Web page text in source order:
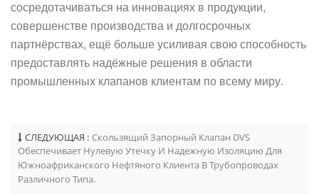
сосредотачиваться на инновациях в продукции,
совершенстве производства и долгосрочных
партнёрствах, ещё больше усиливая свою способность
предоставлять надёжные решения в области
промышленных клапанов клиентам по всему миру.
СЛЕДУЮЩАЯ : Скользящий Запорный Клапан DVS
Обеспечивает Нулевую Утечку И Надежную Изоляцию Для
Южноафриканского Нефтяного Клиента В Трубопроводах
Различного Типа.